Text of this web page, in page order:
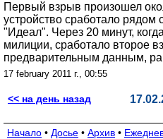
Первый взрыв произошел
устройство сработало рядом
"Идеал". Через 20 минут,
милиции, сработало второе
предварительным данным,
17 february 2011 г., 00:55
<< на день назад
Начало • Досье • Архив •